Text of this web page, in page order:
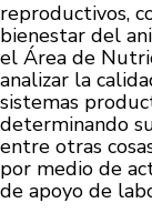
reproductivos,
bienestar del
el Área de
analizar la
sistemas
determinando
entre otras
por medio de
de apoyo de